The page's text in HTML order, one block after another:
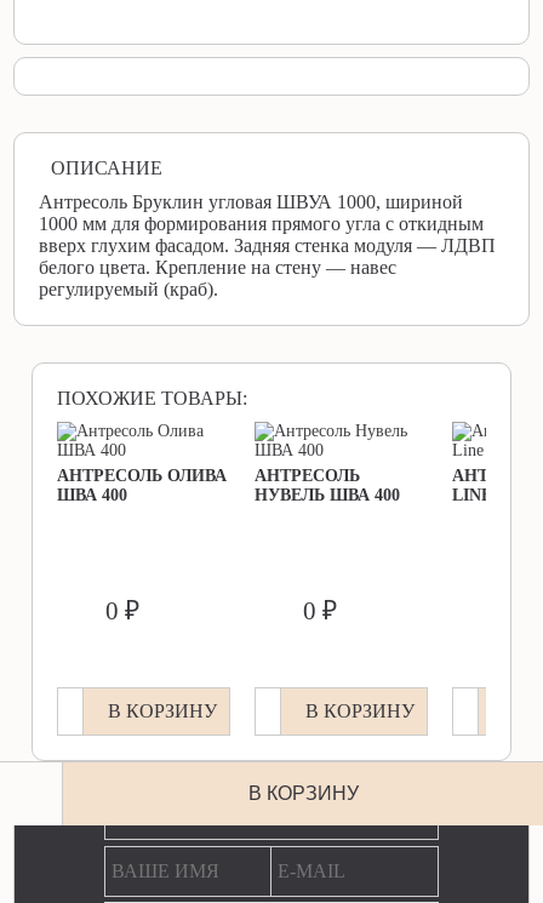
ОПИСАНИЕ
Антресоль Бруклин угловая ШВУА 1000, шириной
1000 мм для формирования прямого угла с откидным
вверх глухим фасадом. Задняя стенка модуля — ЛДВП
белого цвета. Крепление на стену — навес
регулируемый (краб).
ПОХОЖИЕ ТОВАРЫ:
АНТРЕСОЛЬ ОЛИВА
ШВА 400
В КОРЗИНУ
АНТРЕСОЛЬ
НУВЕЛЬ ШВА 400
В КОРЗИНУ
LINE ШВА
В КОРЗИНУ